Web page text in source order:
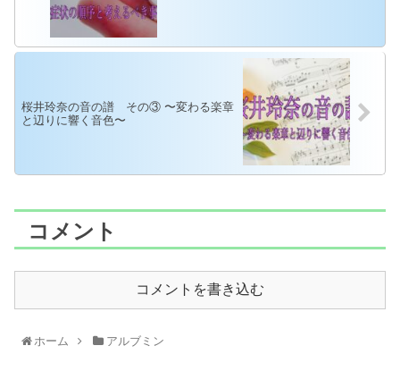
桜井玲奈の音の譜 その③ 〜変わる楽章
と辺りに響く音色〜
コメント
コメントを書き込む
ホーム アルブミン